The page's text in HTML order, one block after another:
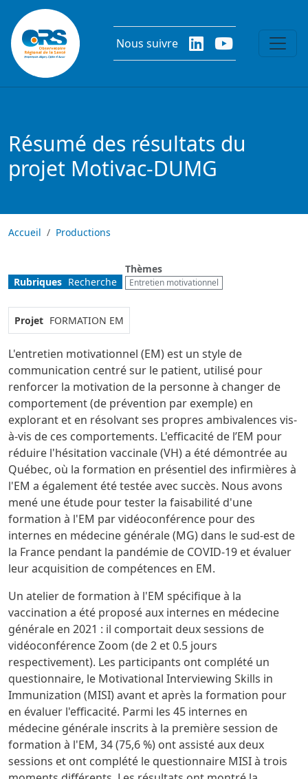
Aller au contenu principal
Nous suivre
Résumé des résultats du
projet Motivac-DUMG
Accueil Productions
Rubriques Recherche
Thèmes
Entretien motivationnel
Projet FORMATION EM
L'entretien motivationnel (EM) est un style de
communication centré sur le patient, utilisé pour
renforcer la motivation de la personne à changer de
comportement (de prévention par exemple) en
explorant et en résolvant ses propres ambivalences vis-
à-vis de ces comportements. L'efficacité de l’EM pour
réduire l'hésitation vaccinale (VH) a été démontrée au
Québec, où la formation en présentiel des infirmières à
l'EM a également été testée avec succès. Nous avons
mené une étude pour tester la faisabilité d'une
formation à l'EM par vidéoconférence pour des
internes en médecine générale (MG) dans le sud-est de
la France pendant la pandémie de COVID-19 et évaluer
leur acquisition de compétences en EM.
Un atelier de formation à l'EM spécifique à la
vaccination a été proposé aux internes en médecine
générale en 2021 : il comportait deux sessions de
vidéoconférence Zoom (de 2 et 0.5 jours
respectivement). Les participants ont complété un
questionnaire, le Motivational Interviewing Skills in
Immunization (MISI) avant et après la formation pour
en évaluer l'efficacité. Parmi les 45 internes en
médecine générale inscrits à la première session de
formation à l'EM, 34 (75,6 %) ont assisté aux deux
sessions et ont complété le questionnaire MISI à trois